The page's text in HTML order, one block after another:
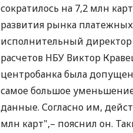
сократилось на 7,2 млн
развития рынка
исполнительный
расчетов НБУ Виктор
центробанка была
самое большое
данные. Согласно им,
млн карт",– пояснил он.